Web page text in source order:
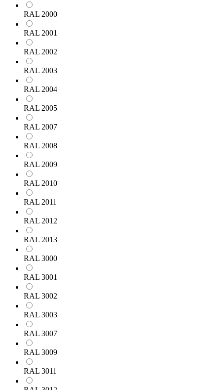
RAL 2000
RAL 2001
RAL 2002
RAL 2003
RAL 2004
RAL 2005
RAL 2007
RAL 2008
RAL 2009
RAL 2010
RAL 2011
RAL 2012
RAL 2013
RAL 3000
RAL 3001
RAL 3002
RAL 3003
RAL 3007
RAL 3009
RAL 3011